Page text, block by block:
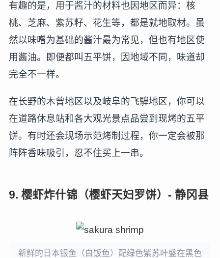
有趣的是，用于酱汁的材料也因地区而异：核
桃、芝麻、紫苏籽、花生等，都是就地取材。虽
然以味噌为基础的酱汁最为常见，但也有地区使
用酱油。即便都叫五平饼，因地域不同，味道却
完全不一样。
在长野的木曾地区以及岐阜的飞騨地区，你可以
在道路休息站和各大观光景点品尝到现烤的五平
饼。有时还会现场示范烤制过程，你一定会被那
阵阵香味吸引，忍不住买上一串。
9. 樱虾炸什锦（樱虾天妇罗饼）- 静冈县
新鲜的日本银鱼（白饭鱼）配绿色紫苏叶盛在黑色